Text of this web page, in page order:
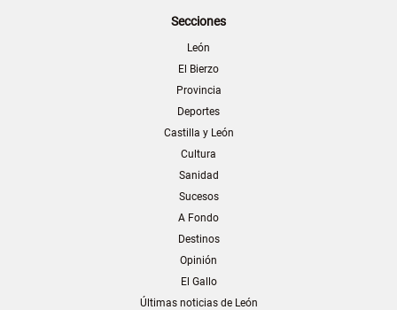
Secciones
León
El Bierzo
Provincia
Deportes
Castilla y León
Cultura
Sanidad
Sucesos
A Fondo
Destinos
Opinión
El Gallo
Últimas noticias de León